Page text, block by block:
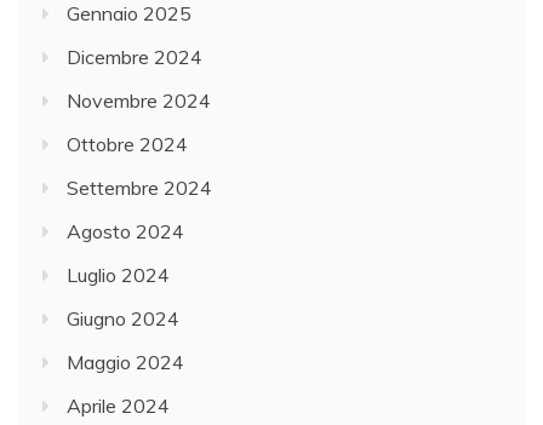
Gennaio 2025
Dicembre 2024
Novembre 2024
Ottobre 2024
Settembre 2024
Agosto 2024
Luglio 2024
Giugno 2024
Maggio 2024
Aprile 2024